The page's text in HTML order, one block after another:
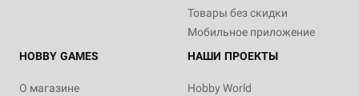
Товары без скидки
Мобильное приложение
HOBBY GAMES
О магазине
НАШИ ПРОЕКТЫ
Hobby World